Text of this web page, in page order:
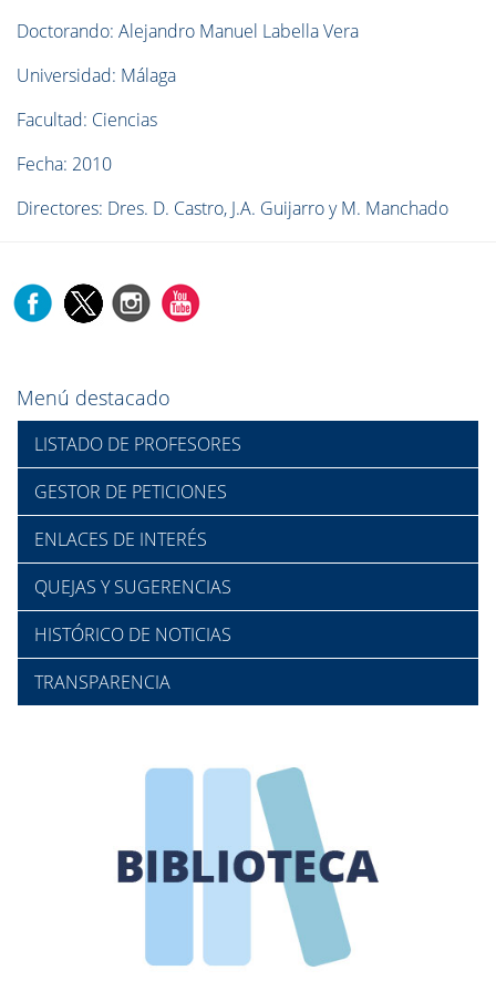
Doctorando: Alejandro Manuel Labella Vera
Universidad: Málaga
Facultad: Ciencias
Fecha: 2010
Directores: Dres. D. Castro, J.A. Guijarro y M. Manchado
Menú destacado
LISTADO DE PROFESORES
GESTOR DE PETICIONES
ENLACES DE INTERÉS
QUEJAS Y SUGERENCIAS
HISTÓRICO DE NOTICIAS
TRANSPARENCIA